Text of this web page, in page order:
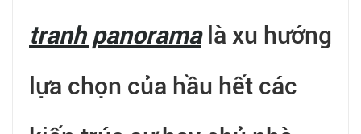
tranh panoramalà xu hướng
lựa chọn của hầu hết các